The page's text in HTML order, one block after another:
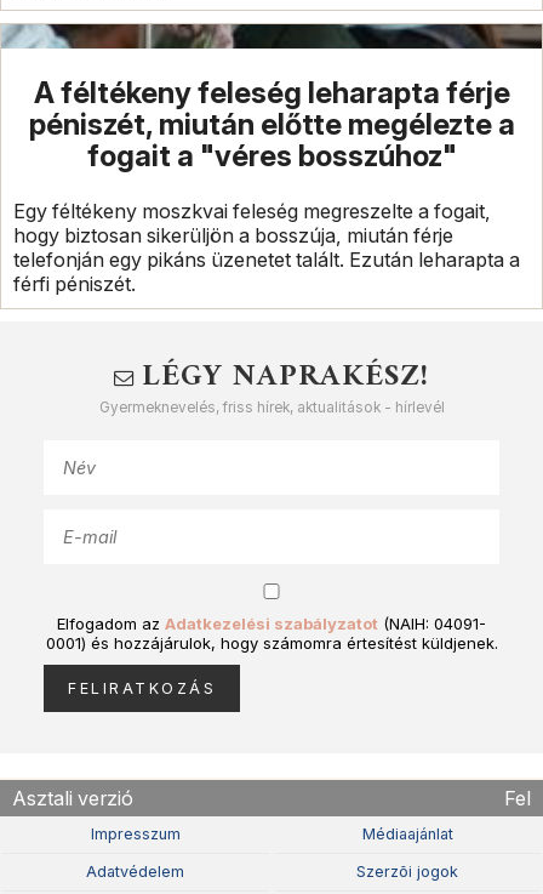
A féltékeny feleség leharapta férje
péniszét, miután előtte megélezte a
fogait a "véres bosszúhoz"
Egy féltékeny moszkvai feleség megreszelte a fogait,
hogy biztosan sikerüljön a bosszúja, miután férje
telefonján egy pikáns üzenetet talált. Ezután leharapta a
férfi péniszét.
LÉGY NAPRAKÉSZ!
Gyermeknevelés, friss hírek, aktualitások - hírlevél
Elfogadom az Adatkezelési szabályzatot (NAIH: 04091-
0001) és hozzájárulok, hogy számomra értesítést küldjenek.
Asztali verzió Fel
Impresszum Médiaajánlat
Adatvédelem Szerzõi jogok